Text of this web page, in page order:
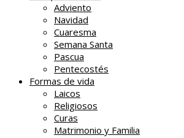
Adviento
Navidad
Cuaresma
Semana Santa
Pascua
Pentecostés
Formas de vida
Laicos
Religiosos
Curas
Matrimonio y Familia